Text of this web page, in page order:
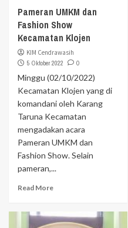
Pameran UMKM dan
Fashion Show
Kecamatan Klojen
KIM Cendrawasih
5 Oktober 2022
0
Minggu (02/10/2022)
Kecamatan Klojen yang di
komandani oleh Karang
Taruna Kecamatan
mengadakan acara
Pameran UMKM dan
Fashion Show. Selain
pameran,...
Read More